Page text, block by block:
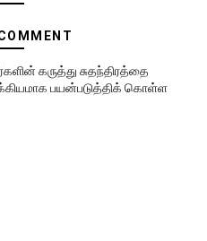
கருத்து சுதந்திரத்தை
பயன்படுத்திக் கொள்ள